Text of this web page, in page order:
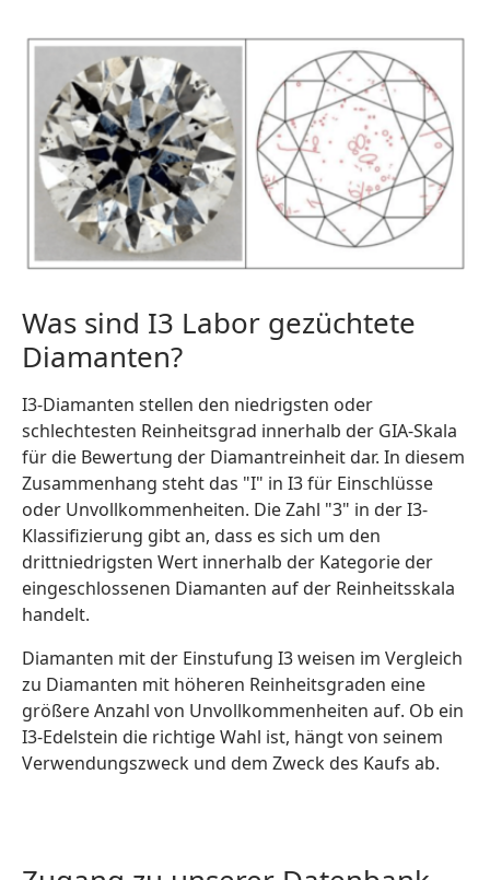
Was sind I3 Labor gezüchtete
Diamanten?
I3-Diamanten stellen den niedrigsten oder
schlechtesten Reinheitsgrad innerhalb der GIA-Skala
für die Bewertung der Diamantreinheit dar. In diesem
Zusammenhang steht das "I" in I3 für Einschlüsse
oder Unvollkommenheiten. Die Zahl "3" in der I3-
Klassifizierung gibt an, dass es sich um den
drittniedrigsten Wert innerhalb der Kategorie der
eingeschlossenen Diamanten auf der Reinheitsskala
handelt.
Diamanten mit der Einstufung I3 weisen im Vergleich
zu Diamanten mit höheren Reinheitsgraden eine
größere Anzahl von Unvollkommenheiten auf. Ob ein
I3-Edelstein die richtige Wahl ist, hängt von seinem
Verwendungszweck und dem Zweck des Kaufs ab.